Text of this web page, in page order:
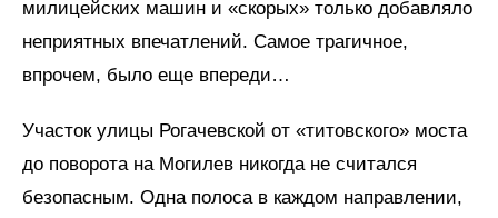
милицейских машин и «скорых» только добавляло
неприятных впечатлений. Самое трагичное,
впрочем, было еще впереди…
Участок улицы Рогачевской от «титовского» моста
до поворота на Могилев никогда не считался
безопасным. Одна полоса в каждом направлении,